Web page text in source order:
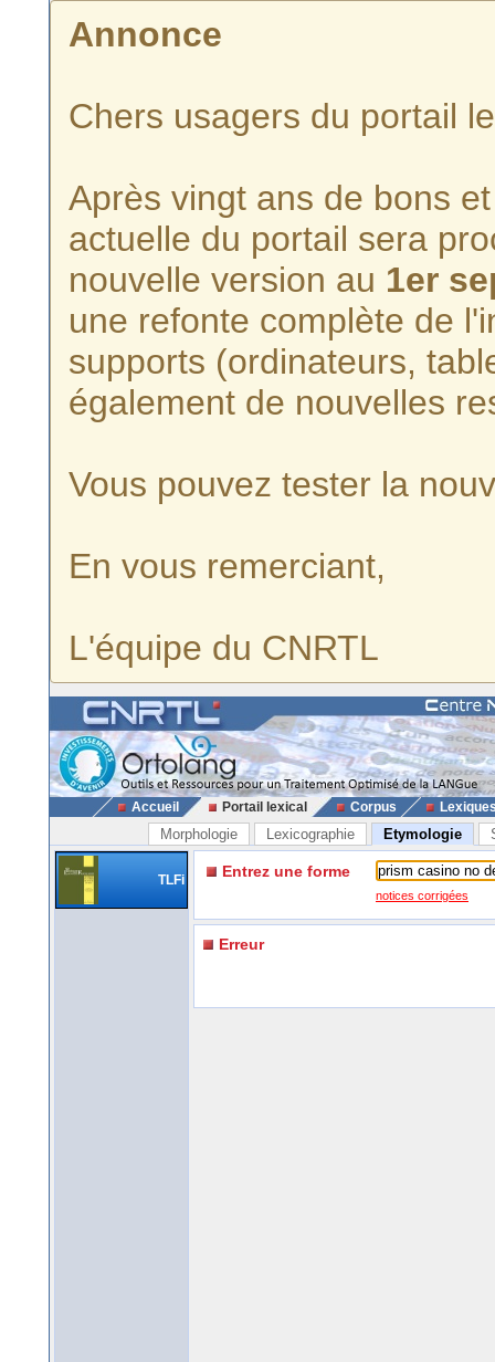
Annonce
Chers usagers du portail
Après vingt ans de bons
actuelle du portail sera
nouvelle version au 1er
une refonte complète de
supports (ordinateurs,
également de nouvelles
Vous pouvez tester la
En vous remerciant,
L'équipe du CNRTL
Accueil Portail lexical Corpus
Morphologie Lexicographie Etymologie
TLFi Entrez une forme
notices corrigées
Erreur